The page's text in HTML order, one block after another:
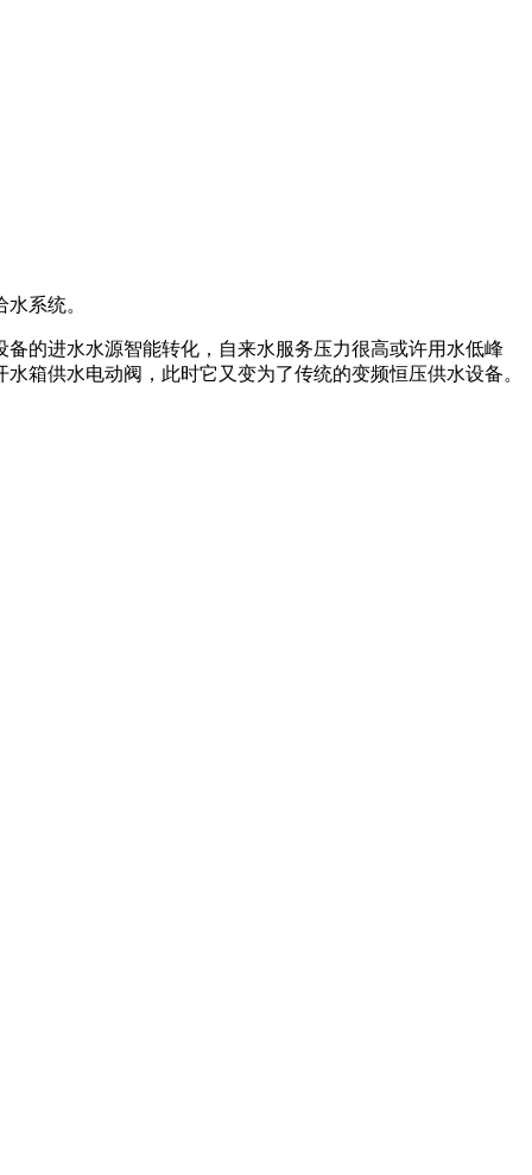
系统。
的进水水源智能转化，自来水服务压力很高或许用水低峰
箱供水电动阀，此时它又变为了传统的变频恒压供水设备。